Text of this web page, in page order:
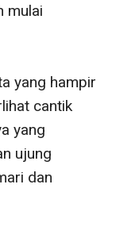
mulai
yang hampir
cantik
yang
ujung
dan